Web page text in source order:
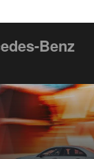
Benz